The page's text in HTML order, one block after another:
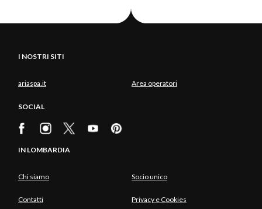
I NOSTRI SITI
ariaspa.it Area operatori
SOCIAL
IN LOMBARDIA
Chi siamo Socio unico
Contatti Privacy e Cookies